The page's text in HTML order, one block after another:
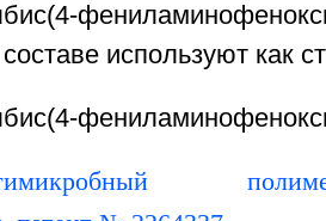
используют как